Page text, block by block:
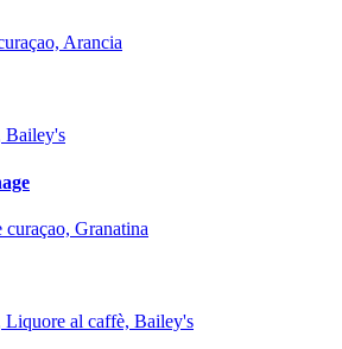
Arancia
Bailey's
Granatina
Liquore al caffè, Bailey's